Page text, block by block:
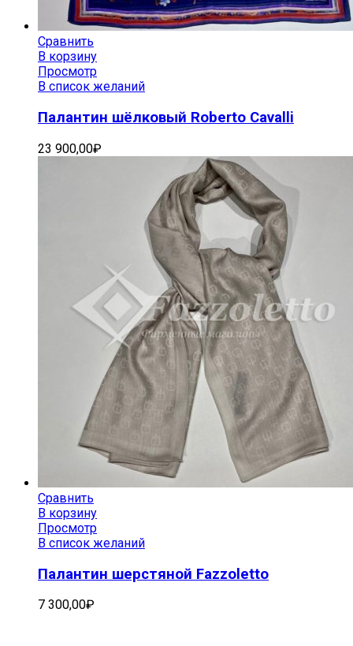
Сравнить
В корзину
Просмотр
В список желаний
Палантин шёлковый Roberto Cavalli
23 900,00₽
Сравнить
В корзину
Просмотр
В список желаний
Палантин шерстяной Fazzoletto
7 300,00₽